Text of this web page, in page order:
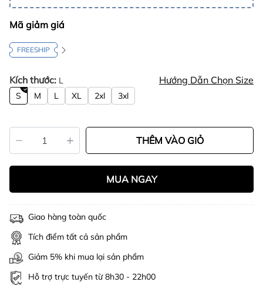
Mã giảm giá
FREESHIP
Kích thước: L Hướng Dẫn Chọn Size
S M L XL 2xl 3xl
THÊM VÀO GIỎ
MUA NGAY
Giao hàng toàn quốc
Tích điểm tất cả sản phẩm
Giảm 5% khi mua lại sản phẩm
Hỗ trợ trực tuyến từ 8h30 - 22h00